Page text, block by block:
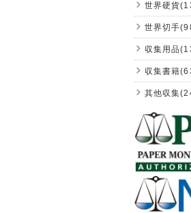
世界硬貨
世界切手
収集用品
収集書籍
其他収集